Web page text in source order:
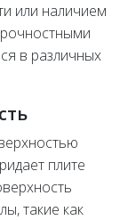
или наличием
в различных
плите
такие как